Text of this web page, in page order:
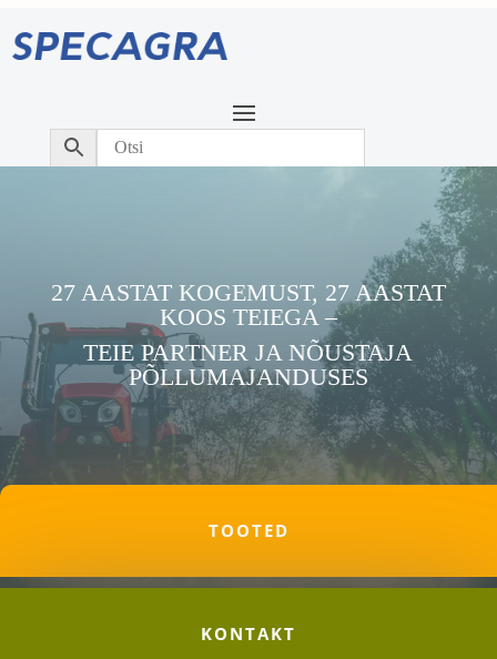
27 AASTAT KOGEMUST, 27 AASTAT
KOOS TEIEGA –
TEIE PARTNER JA NÕUSTAJA
PÕLLUMAJANDUSES
TOOTED
KONTAKT